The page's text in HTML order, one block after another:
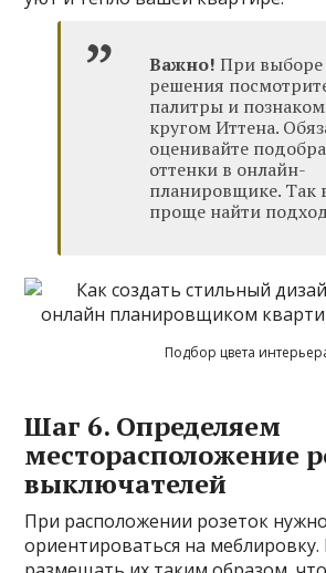
Важно! При выборе
решения
палитры и
кругом Иттена.
оценивайте
оттенки в онлайн-
планировщике. Так
проще найти
Подбор цвета
Шаг 6. Определяем
месторасположение
выключателей
При расположении розеток нужно
ориентироваться на